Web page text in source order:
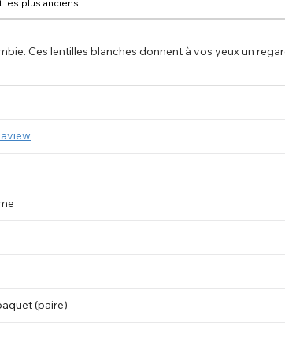
plus anciens.
Ces lentilles blanches donnent à vos yeux un
(paire)